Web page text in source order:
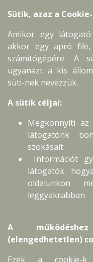
Sütik, azaz a
Amikor egy
akkor egy apró
számítógépére. A
ugyanazt a kis
süti-nek nevezzük.
A sütik céljai:
Megkönnyíti az
látogatónk
szokásait.
Információt
látogatók
oldalunkon
leggyakrabban
A
(elengedhetetlen)
Ezek a cookie-k